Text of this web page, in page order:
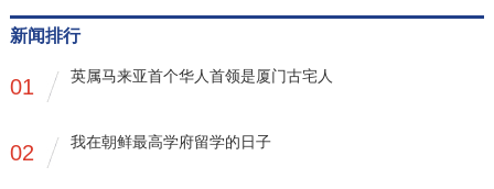
新闻排行
01 英属马来亚首个华人首领是厦门古宅人
02 我在朝鲜最高学府留学的日子